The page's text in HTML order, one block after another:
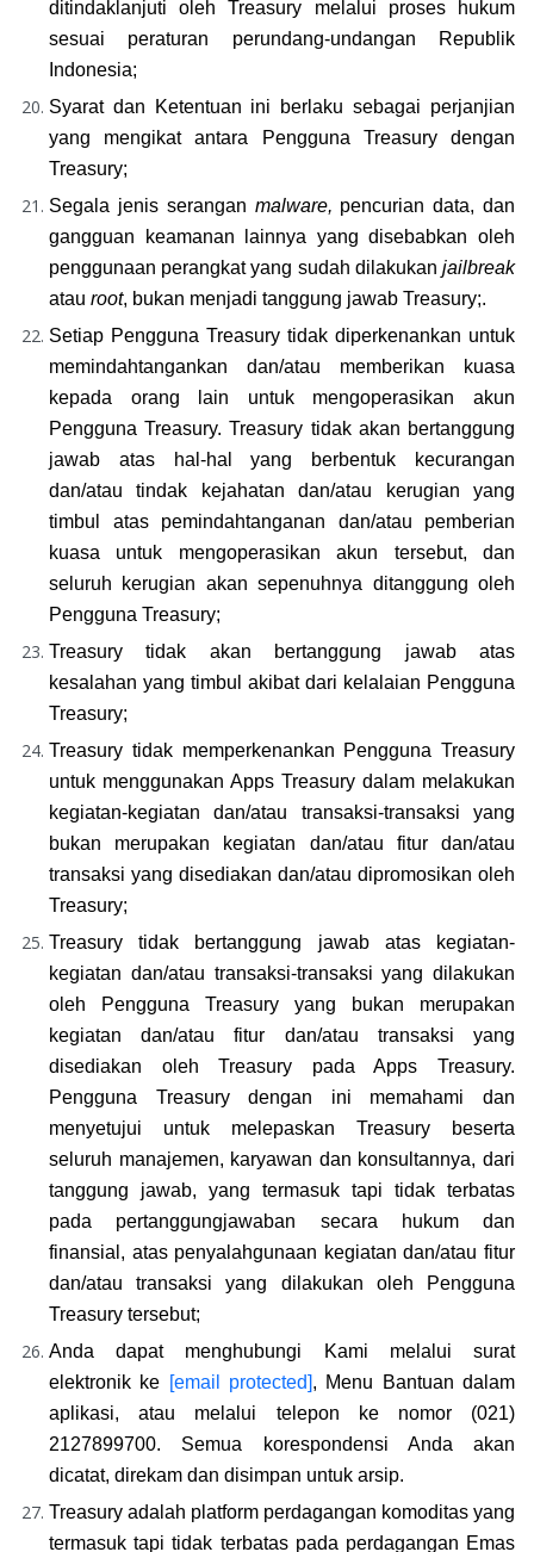
ditindaklanjuti oleh Treasury melalui proses hukum
sesuai peraturan perundang-undangan Republik
Indonesia;
Syarat dan Ketentuan ini berlaku sebagai perjanjian
yang mengikat antara Pengguna Treasury dengan
Treasury;
Segala jenis serangan malware, pencurian data, dan
gangguan keamanan lainnya yang disebabkan oleh
penggunaan perangkat yang sudah dilakukan
jailbreak
atau root, bukan menjadi tanggung jawab Treasury;.
Setiap Pengguna Treasury tidak diperkenankan untuk
memindahtangankan dan/atau memberikan kuasa
kepada orang lain untuk mengoperasikan akun
Pengguna Treasury. Treasury tidak akan bertanggung
jawab atas hal-hal yang berbentuk kecurangan
dan/atau tindak kejahatan dan/atau kerugian yang
timbul atas pemindahtanganan dan/atau pemberian
kuasa untuk mengoperasikan akun tersebut, dan
seluruh kerugian akan sepenuhnya ditanggung oleh
Pengguna Treasury;
Treasury tidak akan bertanggung jawab atas
kesalahan yang timbul akibat dari kelalaian Pengguna
Treasury;
Treasury tidak memperkenankan Pengguna Treasury
untuk menggunakan Apps Treasury dalam melakukan
kegiatan-kegiatan dan/atau transaksi-transaksi yang
bukan merupakan kegiatan dan/atau fitur dan/atau
transaksi yang disediakan dan/atau dipromosikan oleh
Treasury;
Treasury tidak bertanggung jawab atas kegiatan-
kegiatan dan/atau transaksi-transaksi yang dilakukan
oleh Pengguna Treasury yang bukan merupakan
kegiatan dan/atau fitur dan/atau transaksi yang
disediakan oleh Treasury pada Apps Treasury.
Pengguna Treasury dengan ini memahami dan
menyetujui untuk melepaskan Treasury beserta
seluruh manajemen, karyawan dan konsultannya, dari
tanggung jawab, yang termasuk tapi tidak terbatas
pada pertanggungjawaban secara hukum dan
finansial, atas penyalahgunaan kegiatan dan/atau fitur
dan/atau transaksi yang dilakukan oleh Pengguna
Treasury tersebut;
Anda dapat menghubungi Kami melalui surat
elektronik ke [email protected], Menu Bantuan dalam
aplikasi, atau melalui telepon ke nomor (021)
2127899700. Semua korespondensi Anda akan
dicatat, direkam dan disimpan untuk arsip.
Treasury adalah platform perdagangan komoditas yang
termasuk tapi tidak terbatas pada perdagangan Emas